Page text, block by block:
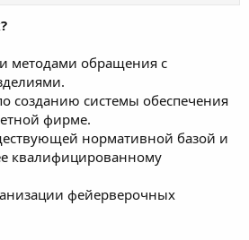
методами обращения с
созданию системы обеспечения
фирме.
нормативной базой и
квалифицированному
фейерверочных